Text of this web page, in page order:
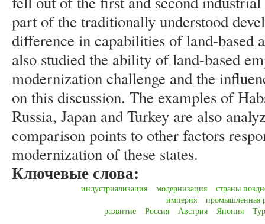
part of the traditionally understood
difference in capabilities of land-based
also studied the ability of land-based
modernization challenge and the
on this discussion. The examples of
Russia, Japan and Turkey are also
comparison points to other factors
modernization of these states.
Ключевые слова:
индустриализация модернизация
страны
империя
промышленная
развитие
Россия Австрия Япония